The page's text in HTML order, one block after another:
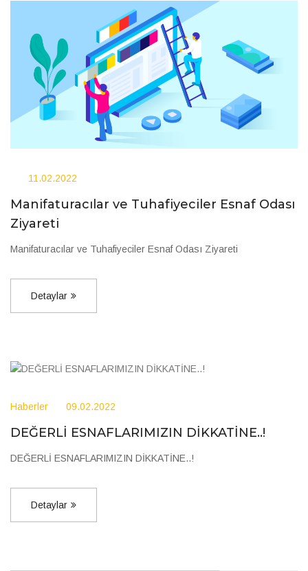
11.02.2022
Manifaturacılar ve Tuhafiyeciler Esnaf Odası
Ziyareti
Manifaturacılar ve Tuhafiyeciler Esnaf Odası Ziyareti
Detaylar
Haberler 09.02.2022
DEĞERLİ ESNAFLARIMIZIN DİKKATİNE..!
DEĞERLİ ESNAFLARIMIZIN DİKKATİNE..!
Detaylar